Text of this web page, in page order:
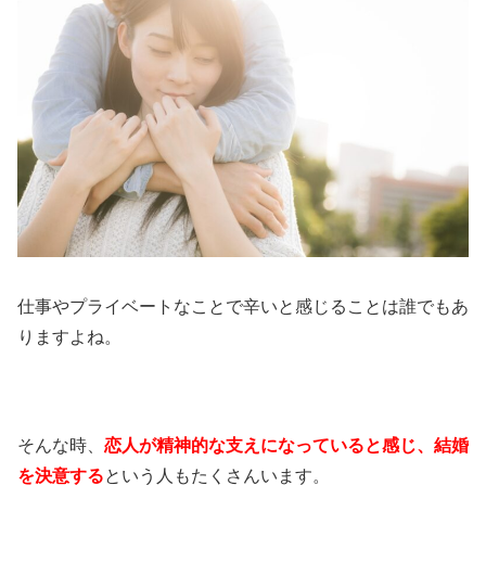
仕事やプライベートなことで辛いと感じることは誰でもあ
りますよね。
そんな時、 恋人が精神的な支えになっていると感じ、結婚
を決意するという人もたくさんいます。